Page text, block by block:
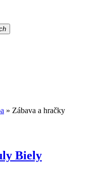
» Zábava a hračky
Biely